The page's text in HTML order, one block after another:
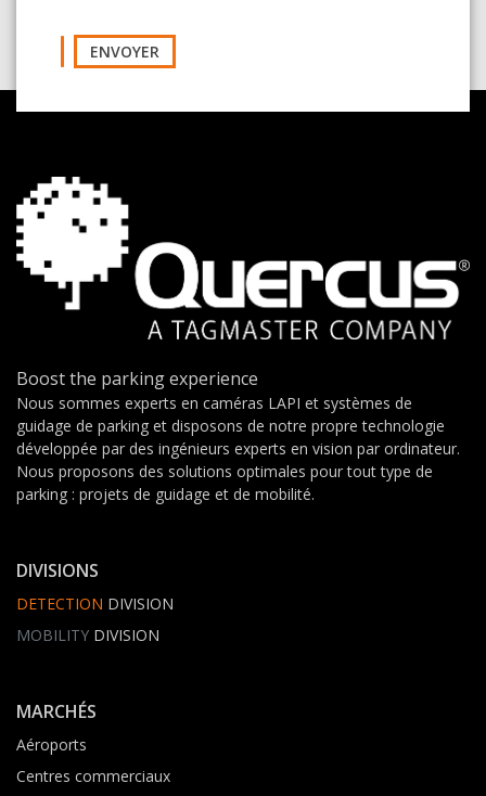
ENVOYER
Boost the parking experience
Nous sommes experts en caméras LAPI et systèmes de
guidage de parking et disposons de notre propre technologie
développée par des ingénieurs experts en vision par ordinateur.
Nous proposons des solutions optimales pour tout type de
parking : projets de guidage et de mobilité.
DIVISIONS
DETECTION DIVISION
MOBILITY DIVISION
MARCHÉS
Aéroports
Centres commerciaux